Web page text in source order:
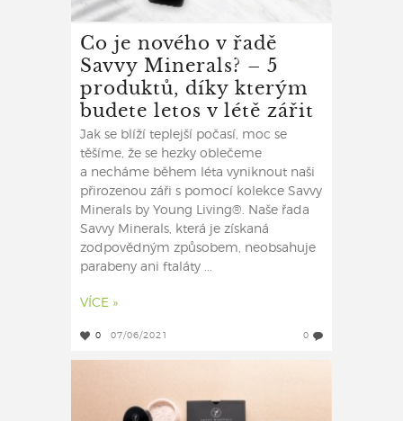
Co je nového v řadě
Savvy Minerals? – 5
produktů, díky kterým
budete letos v létě zářit
Jak se blíží teplejší počasí, moc se
těšíme, že se hezky oblečeme
a necháme během léta vyniknout naši
přirozenou záři s pomocí kolekce Savvy
Minerals by Young Living®. Naše řada
Savvy Minerals, která je získaná
zodpovědným způsobem, neobsahuje
parabeny ani ftaláty ...
VÍCE »
0 07/06/2021 0